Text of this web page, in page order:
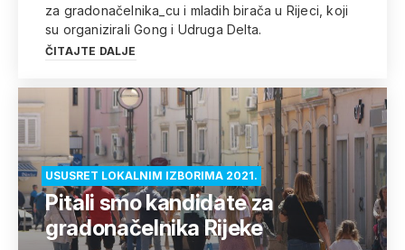
za gradonačelnika_cu i mladih birača u Rijeci, koji
su organizirali Gong i Udruga Delta.
ČITAJTE DALJE
USUSRET LOKALNIM IZBORIMA 2021.
Pitali smo kandidate za
gradonačelnika Rijeke